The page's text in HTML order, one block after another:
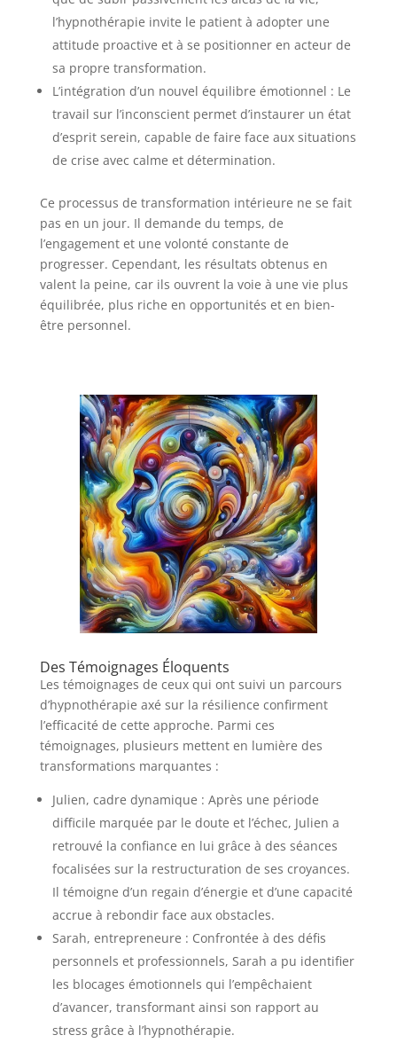
l’hypnothérapie invite le patient à adopter une
attitude proactive et à se positionner en acteur de
sa propre transformation.
L’intégration d’un nouvel équilibre émotionnel : Le
travail sur l’inconscient permet d’instaurer un état
d’esprit serein, capable de faire face aux situations
de crise avec calme et détermination.
Ce processus de transformation intérieure ne se fait
pas en un jour. Il demande du temps, de
l’engagement et une volonté constante de
progresser. Cependant, les résultats obtenus en
valent la peine, car ils ouvrent la voie à une vie plus
équilibrée, plus riche en opportunités et en bien-
être personnel.
Des Témoignages Éloquents
Les témoignages de ceux qui ont suivi un parcours
d’hypnothérapie axé sur la résilience confirment
l’efficacité de cette approche. Parmi ces
témoignages, plusieurs mettent en lumière des
transformations marquantes :
Julien, cadre dynamique : Après une période
difficile marquée par le doute et l’échec, Julien a
retrouvé la confiance en lui grâce à des séances
focalisées sur la restructuration de ses croyances.
Il témoigne d’un regain d’énergie et d’une capacité
accrue à rebondir face aux obstacles.
Sarah, entrepreneure : Confrontée à des défis
personnels et professionnels, Sarah a pu identifier
les blocages émotionnels qui l’empêchaient
d’avancer, transformant ainsi son rapport au
stress grâce à l’hypnothérapie.